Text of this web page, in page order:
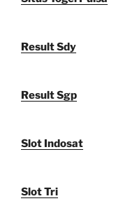
Result Sdy
Result Sgp
Slot Indosat
Slot Tri